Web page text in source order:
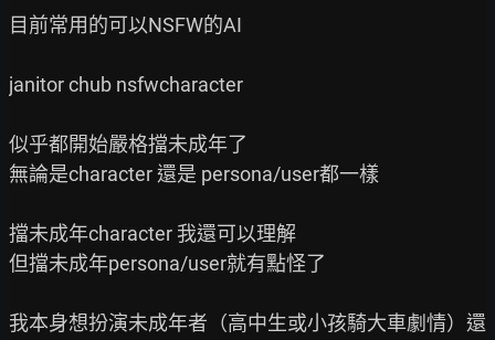
目前常用的可以NSFW的AI
janitor chub nsfwcharacter
似乎都開始嚴格擋未成年了
無論是character 還是 persona/user都一樣
擋未成年character 我還可以理解
但擋未成年persona/user就有點怪了
我本身想扮演未成年者（高中生或小孩騎大車劇情）還